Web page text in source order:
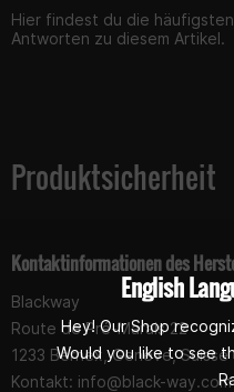
Hier findest du die
Antworten zu diesem Artikel.
Produktsicherheit
Kontaktinformationen des
Blackway
Route de Pré-Marais 22
1233 Bernex, Genève, Suisse
Kontakt: info@black-way.com
English
Hey! Our Shop
Would you like to see